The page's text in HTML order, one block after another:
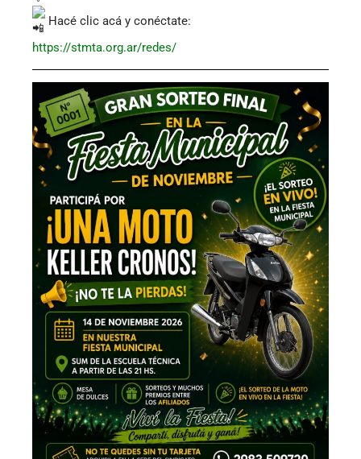
Hacé clic acá y conéctate:
https://stmta.org.ar/redes/